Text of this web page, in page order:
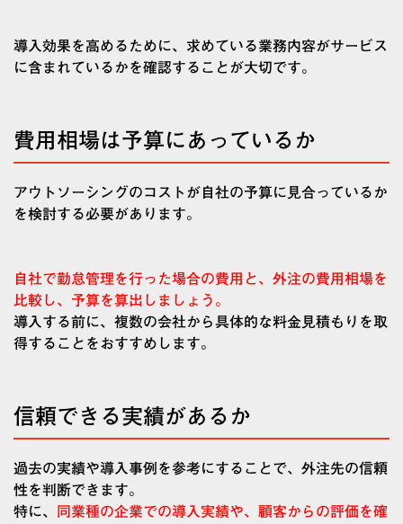
導入効果を高めるために、求めている業務内容がサービス
に含まれているかを確認することが大切です。
費用相場は予算にあっているか
アウトソーシングのコストが自社の予算に見合っているか
を検討する必要があります。
自社で勤怠管理を行った場合の費用と、外注の費用相場を
比較し、予算を算出しましょう。
導入する前に、複数の会社から具体的な料金見積もりを取
得することをおすすめします。
信頼できる実績があるか
過去の実績や導入事例を参考にすることで、外注先の信頼
性を判断できます。
特に、
同業種の企業での導入実績や、顧客からの評価を確